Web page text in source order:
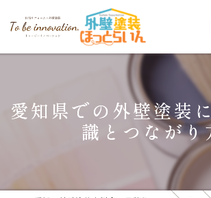
愛知県での外壁塗装
識とつながり